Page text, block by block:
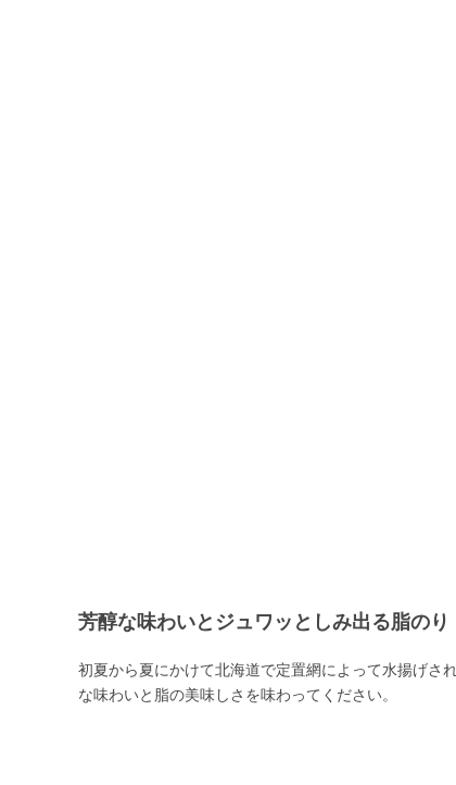
芳醇な味わいとジュワッとしみ出る脂のり
初夏から夏にかけて北海道で定置網によって水揚げさ
な味わいと脂の美味しさを味わってください。